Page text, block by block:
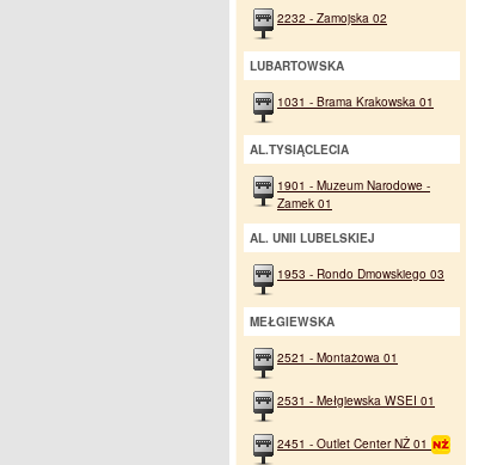
2232 - Zamojska 02
LUBARTOWSKA
1031 - Brama Krakowska 01
AL.TYSIĄCLECIA
1901 - Muzeum Narodowe -
Zamek 01
AL. UNII LUBELSKIEJ
1953 - Rondo Dmowskiego 03
MEŁGIEWSKA
2521 - Montażowa 01
2531 - Mełgiewska WSEI 01
2451 - Outlet Center NŻ 01